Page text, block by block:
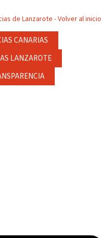
CANARIAS
LANZAROTE